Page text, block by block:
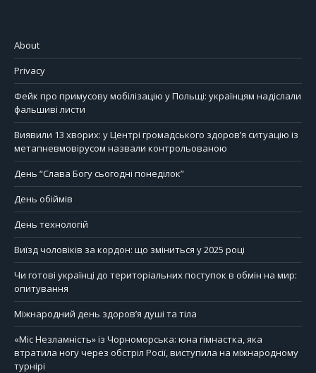
About
Privacy
Фейк про примусову мобілізацію у Польщі: українцям надіслали
фальшиві листи
Виявили 13 хворих: у Центрі громадського здоров’я ситуацію із
метапневмовірусом назвали контрольованою
День “Слава Богу сьогодні понеділок”
День обіймів
День технологій
Виїзд чоловіків за кордон: що зміниться у 2025 році
Чи готові українці до територіальних поступок в обмін на мир:
опитування
Міжнародний день здоров’я душі та тіла
«Міс Незламність» із Чорноморська: юна гімнастка, яка
втратила ногу через обстріл Росії, виступила на міжнародному
турнірі